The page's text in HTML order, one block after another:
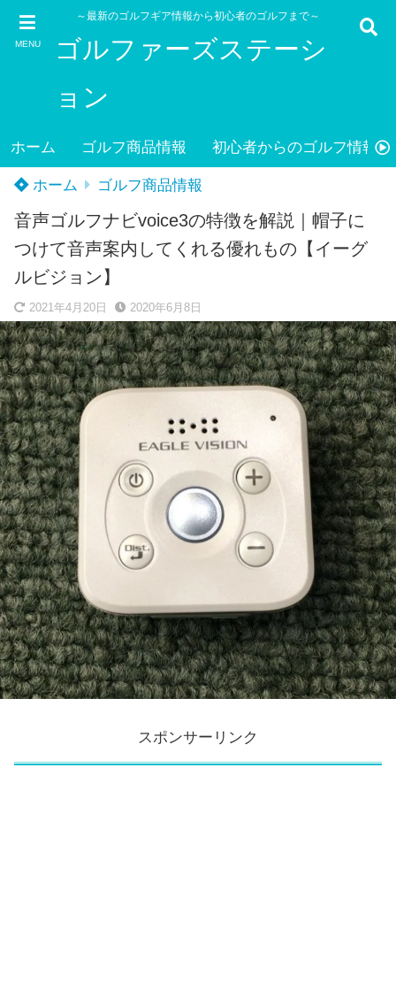
MENU
～最新のゴルフギア情報から初心者のゴルフまで～
ゴルファーズステーシ
ョン
ホーム ゴルフ商品情報 初心者からのゴルフ情報
ホーム ゴルフ商品情報
音声ゴルフナビvoice3の特徴を解説｜帽子に
つけて音声案内してくれる優れもの【イーグ
ルビジョン】
2021年4月20日 2020年6月8日
スポンサーリンク